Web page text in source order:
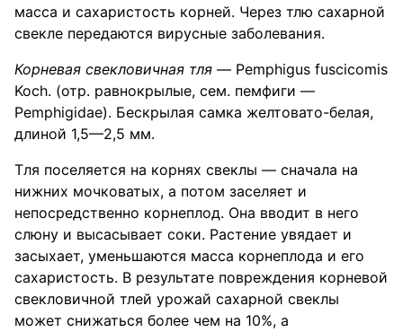
масса и сахаристость корней. Через тлю сахарной
свекле передаются вирусные заболевания.
Корневая свекловичная тля — Pemphigus fuscicomis
Koch. (отр. равнокрылые, сем. пемфиги —
Pemphigidae). Бескрылая самка желтовато-белая,
длиной 1,5—2,5 мм.
Тля поселяется на корнях свеклы — сначала на
нижних мочковатых, а потом заселяет и
непосредственно корнеплод. Она вводит в него
слюну и высасывает соки. Растение увядает и
засыхает, уменьшаются масса корнеплода и его
сахаристость. В результате повреждения корневой
свекловичной тлей урожай сахарной свеклы
может снижаться более чем на 10%, а